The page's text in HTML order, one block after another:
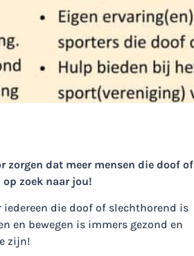
zorgen dat meer mensen die doof of
zoek naar jou!
die doof of slechthorend is
en bewegen is immers gezond en
zijn!